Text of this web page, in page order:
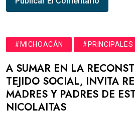
#MICHOACÁN #PRINCIPALES
A SUMAR EN LA
TEJIDO SOCIAL, INVITA
MADRES Y PADRES DE
NICOLAITAS